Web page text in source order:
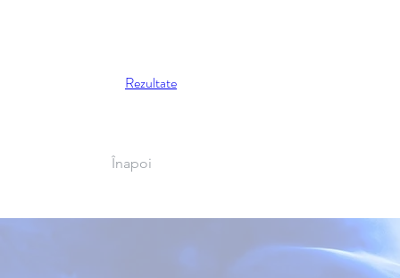
Rezultate
Înapoi